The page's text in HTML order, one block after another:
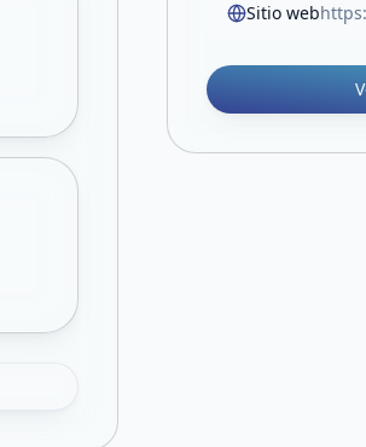
Sitio web